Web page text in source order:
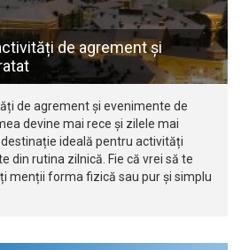
de agrement și
de agrement și evenimente de
devine mai rece și zilele mai
ideală pentru activități
din rutina zilnică. Fie că vrei să te
menții forma fizică sau pur și simplu